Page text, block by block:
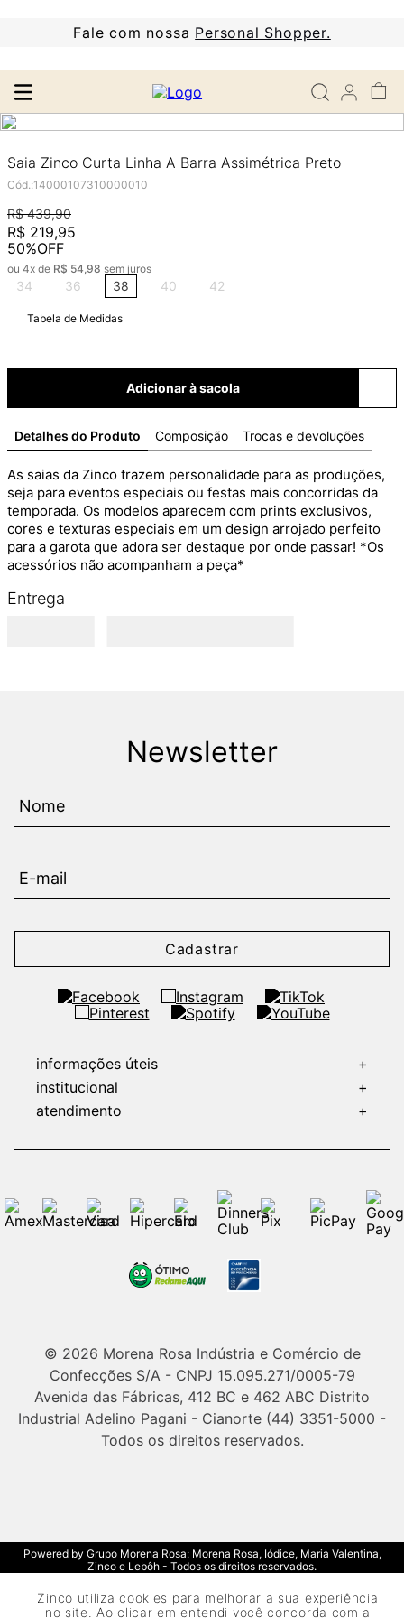
Zinco utiliza cookies para melhorar a sua experiência
no site. Ao clicar em entendi você concorda com a
Fale com nossa Personal Shopper.
Saia Zinco Curta Linha A Barra Assimétrica Preto
Cód.:14000107310000010
R$ 439,90
R$ 219,95
50%OFF
ou 4x de R$ 54,98 sem juros
34 36 38 40 42
Tabela de Medidas
Adicionar à sacola
Detalhes do Produto Composição Trocas e devoluções
As saias da Zinco trazem personalidade para as produções,
seja para eventos especiais ou festas mais concorridas da
temporada. Os modelos aparecem com prints exclusivos,
cores e texturas especiais em um design arrojado perfeito
para a garota que adora ser destaque por onde passar! *Os
acessórios não acompanham a peça*
Entrega
Newsletter
Cadastrar
informações úteis
+
institucional
+
atendimento
+
© 2026 Morena Rosa Indústria e Comércio de
Confecções S/A - CNPJ 15.095.271/0005-79
Avenida das Fábricas, 412 BC e 462 ABC Distrito
Industrial Adelino Pagani - Cianorte (44) 3351-5000 -
Todos os direitos reservados.
Powered by Grupo Morena Rosa: Morena Rosa, Iódice, Maria Valentina,
Zinco e Lebôh - Todos os direitos reservados.